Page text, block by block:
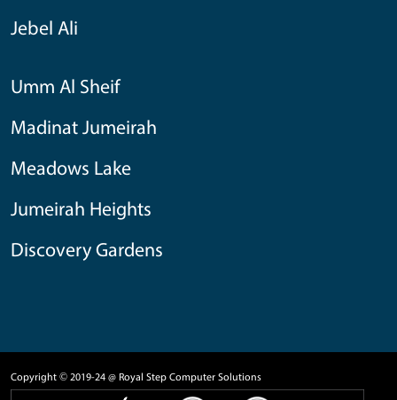
Jebel Ali
Umm Al Sheif
Madinat Jumeirah
Meadows Lake
Jumeirah Heights
Discovery Gardens
Copyright © 2019-24 @ Royal Step Computer Solutions